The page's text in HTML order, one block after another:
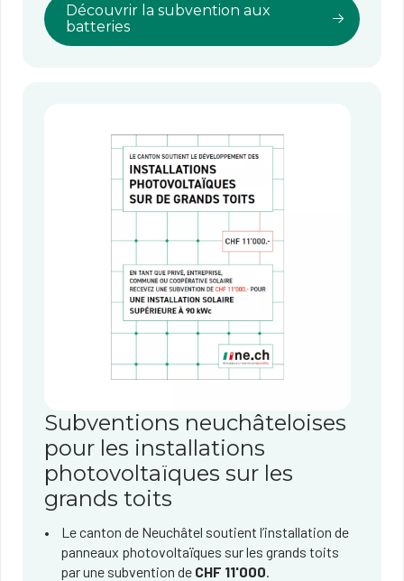
Découvrir la subvention aux
batteries​
Subventions neuchâteloises
pour les installations
photovoltaïques sur les
grands toits
​Le canton de Neuchâtel soutient l’installation de
panneaux photovoltaïques sur les grands toits
par une subvention de CHF 11'000.